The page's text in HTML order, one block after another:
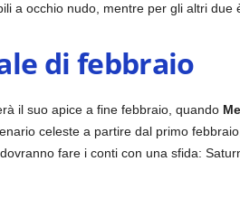
a occhio nudo, mentre per gli altri due
di febbraio
il suo apice a fine febbraio, quando
celeste a partire dal primo
fare i conti con una sfida: